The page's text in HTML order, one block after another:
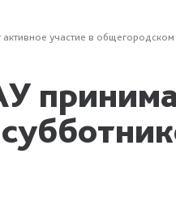
участие в общегородском